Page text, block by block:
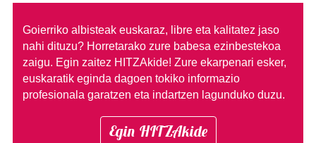
Goierriko albisteak euskaraz, libre eta kalitatez jaso
nahi dituzu? Horretarako zure babesa ezinbestekoa
zaigu. Egin zaitez HITZAkide! Zure ekarpenari esker,
euskaratik eginda dagoen tokiko informazio
profesionala garatzen eta indartzen lagunduko duzu.
Egin HITZAkide